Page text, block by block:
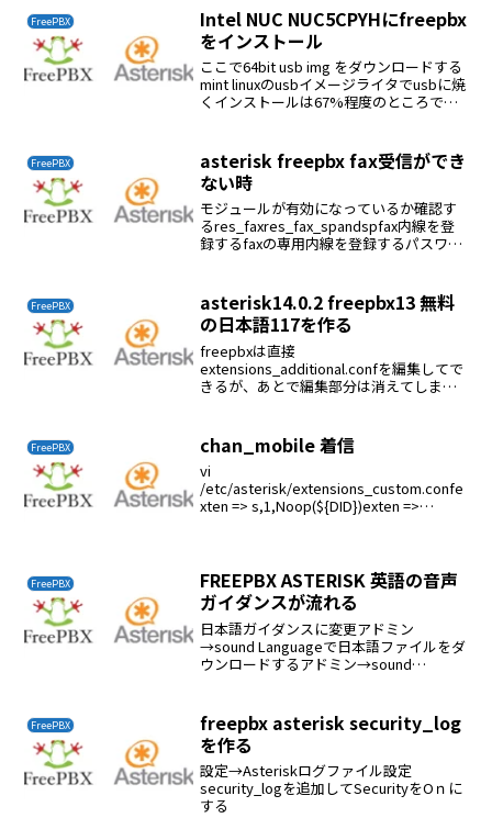
FreePBX
Intel NUC NUC5CPYHにfreepbx
をインストール
ここで64bit usb img をダウンロードする
mint linuxのusbイメージライタでusbに焼
くインストールは67%程度のところで停
タネットよりダウンロード...
FreePBX
asterisk freepbx fax受信ができ
ない時
モジュールが有効になっているか確認す
るres_faxres_fax_spandspfax内線を登
録するfaxの専用内線を登録するパスワー
を選択FAXタブ→Fax検知...
FreePBX
asterisk14.0.2 freepbx13 無料
の日本語117を作る
freepbxは直接
extensions_additional.confを編集してで
きるが、あとで編集部分は消えてしま
録するextensions_custom.conf...
FreePBX chan_mobile 着信
vi
/etc/asterisk/extensions_custom.confe
xten => s,1,Noop(${DID})exten =>
FreePBX
FREEPBX ASTERISK 英語の音声
ガイダンスが流れる
日本語ガイダンスに変更アドミン
→sound Languageで日本語ファイルをダ
ウンロードするアドミン→sound
FreePBX
freepbx asterisk security_log
を作る
設定→Asteriskログファイル設定
security_logを追加してSecurityをOｎに
する